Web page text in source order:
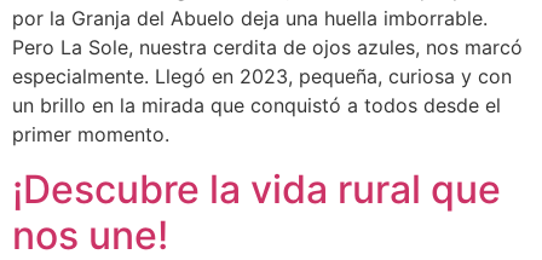
por la Granja del Abuelo deja una huella imborrable.
Pero La Sole, nuestra cerdita de ojos azules, nos marcó
especialmente. Llegó en 2023, pequeña, curiosa y con
un brillo en la mirada que conquistó a todos desde el
primer momento.
¡Descubre la vida rural que
nos une!